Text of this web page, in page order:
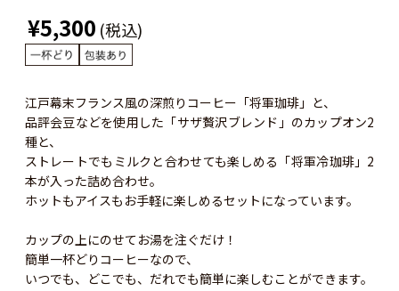
¥5,300 (税込)
江戸幕末フランス風の深煎りコーヒー「将軍珈琲」と、
品評会豆などを使用した「サザ贅沢ブレンド」のカップオン2
種と、
ストレートでもミルクと合わせても楽しめる「将軍冷珈琲」2
本が入った詰め合わせ。
ホットもアイスもお手軽に楽しめるセットになっています。
カップの上にのせてお湯を注ぐだけ！
簡単一杯どりコーヒーなので、
いつでも、どこでも、だれでも簡単に楽しむことができます。